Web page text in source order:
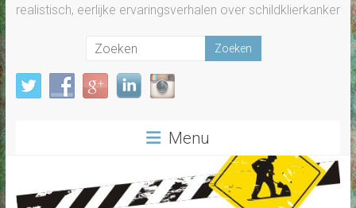
realistisch, eerlijke ervaringsverhalen over schildklierkanker
Menu